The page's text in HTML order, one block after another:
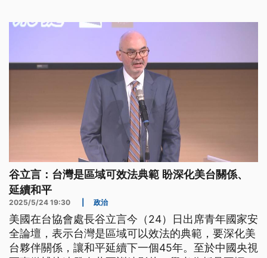
谷立言：台灣是區域可效法典範 盼深化美台關係、
延續和平
2025/5/24 19:30 政治
美國在台協會處長谷立言今（24）日出席青年國家安
全論壇，表示台灣是區域可以效法的典範，要深化美
台夥伴關係，讓和平延續下一個45年。至於中國央視